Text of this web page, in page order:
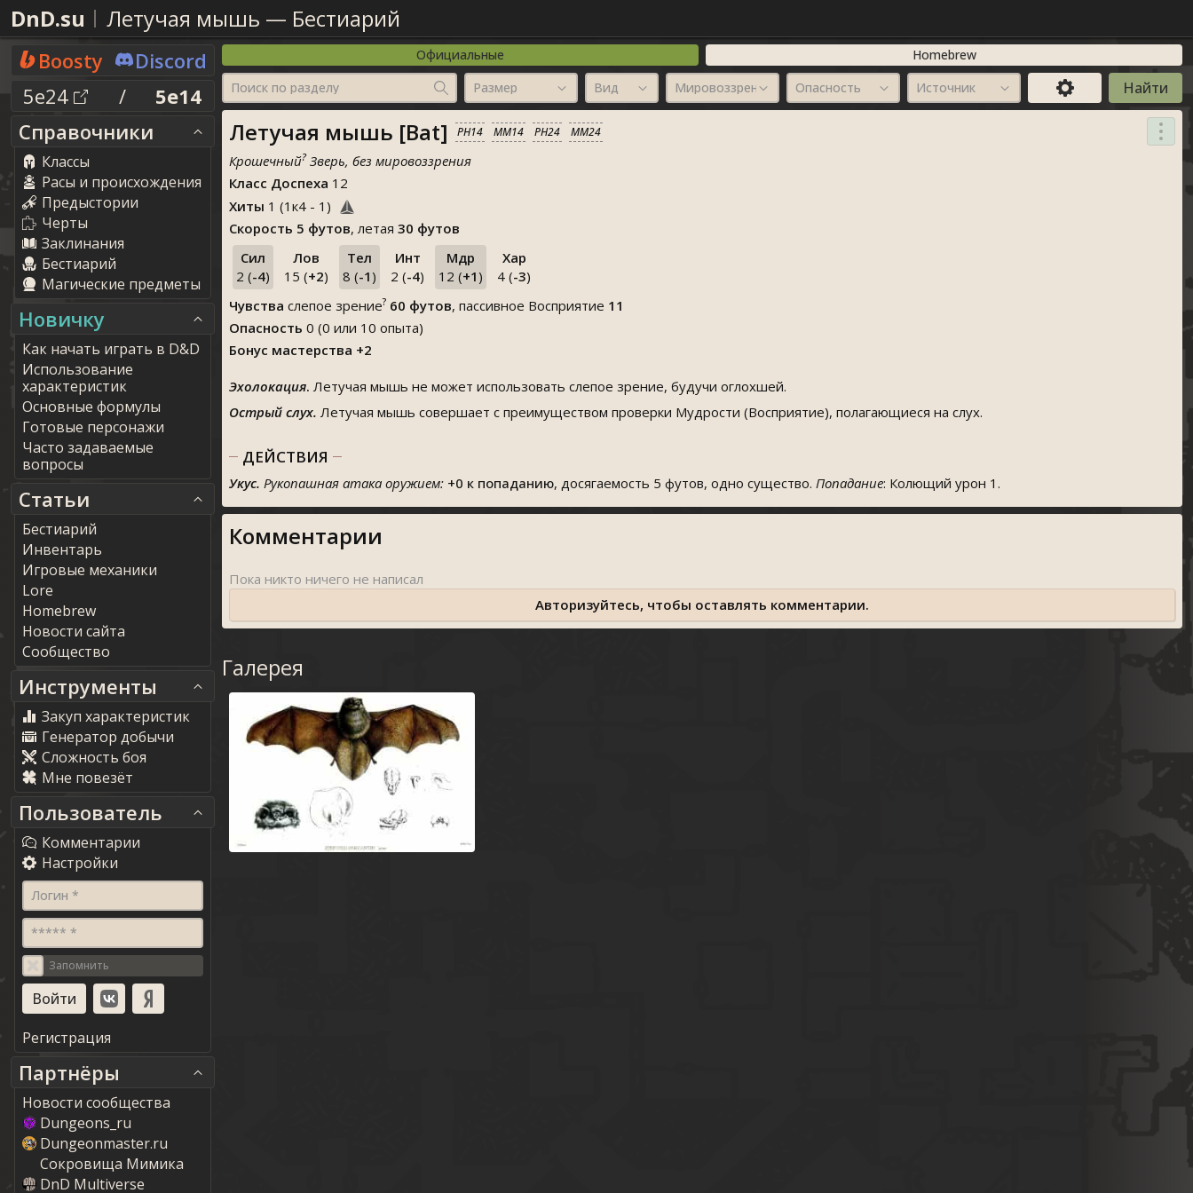
DnD.su Летучая мышь — Бестиарий
Boosty
Discord
5e24
/
5e14
Справочники
Классы
Расы и происхождения
Предыстории
Черты
Заклинания
Бестиарий
Магические предметы
Новичку
Как начать играть в D&D
Использование
характеристик
Основные формулы
Готовые персонажи
Часто задаваемые
вопросы
Статьи
Бестиарий
Инвентарь
Игровые механики
Lore
Homebrew
Новости сайта
Сообщество
Инструменты
Закуп характеристик
Генератор добычи
Сложность боя
Мне повезёт
Пользователь
Комментарии
Настройки
Логин *
***** *
Запомнить
Регистрация
Партнёры
Новости сообщества
Dungeons_ru
Dungeonmaster.ru
Сокровища Мимика
DnD Multiverse
Официальные
Homebrew
Поиск по разделу
Размер Вид Мировоззрение Опасность Источник
Летучая мышь [Bat] PH14 MM14 PH24 MM24
Крошечный?Зверь, без мировоззрения
Класс Доспеха 12
Хиты 1 (1 к4 - 1 )
Скорость 5 футов, летая 30 футов
Сил
2 (-4)
Лов
15 (+2)
Тел
8 (-1 )
Инт
2 (-4)
Мдр
12 (+1 )
Хар
4 (-3)
Чувства слепое зрение? 60 футов, пассивное Восприятие 11
Опасность 0 (0 или 10 опыта)
Бонус мастерства +2
Эхолокация. Летучая мышь не может использовать слепое зрение, будучи оглохшей.
Острый слух. Летучая мышь совершает с преимуществом проверки Мудрости (Восприятие), полагающиеся на слух.
ДЕЙСТВИЯ
Укус. Рукопашная атака оружием: +0 к попаданию, досягаемость 5 футов, одно существо. Попадание: Колющий урон 1.
Комментарии
Авторизуйтесь, чтобы оставлять комментарии.
Галерея